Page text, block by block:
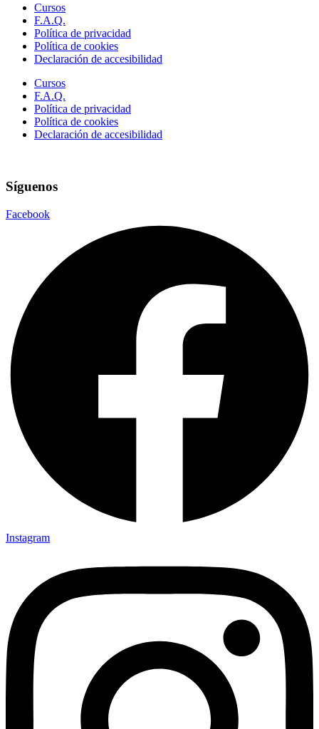
Cursos
F.A.Q.
Política de privacidad
Política de cookies
Declaración de accesibilidad
Cursos
F.A.Q.
Política de privacidad
Política de cookies
Declaración de accesibilidad
Síguenos
Facebook
Instagram